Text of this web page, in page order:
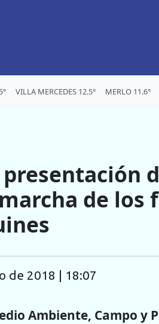
VILLA MERCEDES 12.5° MERLO 11.6°
de los
de 2018 | 18:07
Ambiente, Campo y